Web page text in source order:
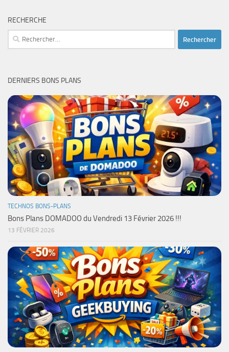
RECHERCHE
Rechercher :
DERNIERS BONS PLANS
TECHNOS BONS-PLANS
Bons Plans DOMADOO du Vendredi 13 Février 2026 !!!
13 FÉVRIER 2026